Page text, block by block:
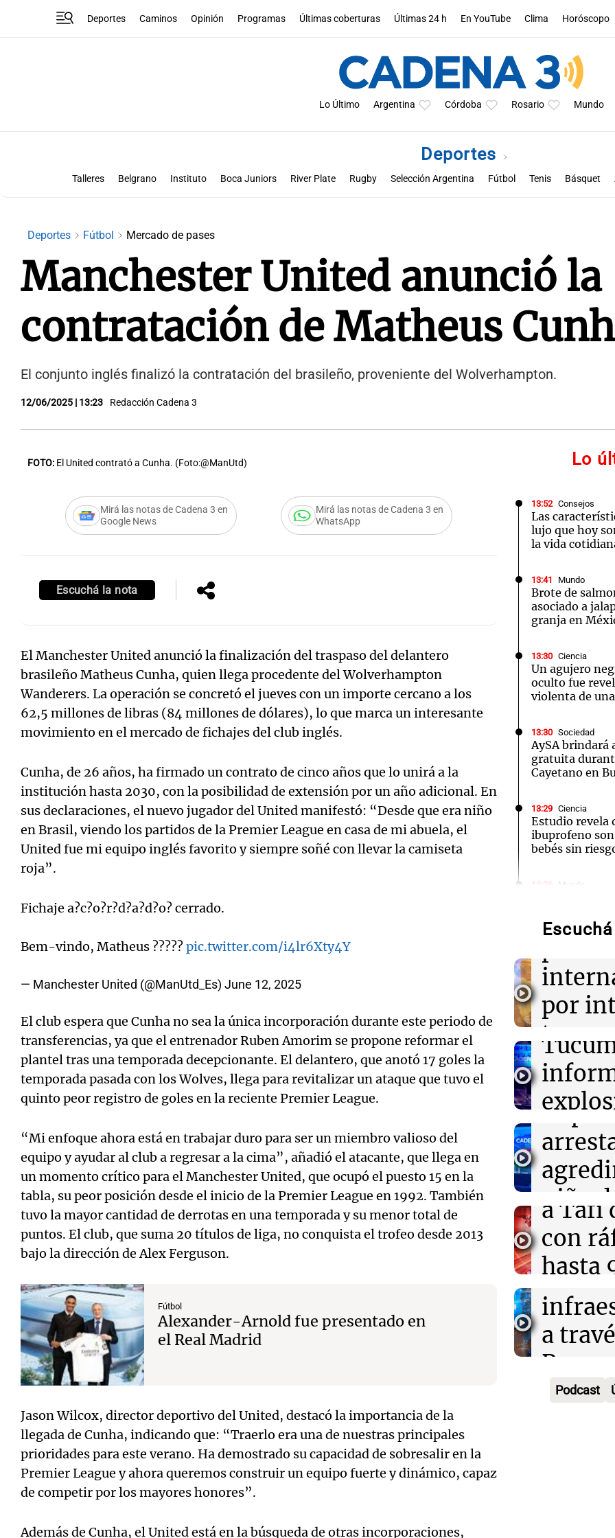
Deportes Caminos Opinión Programas Últimas coberturas Últimas 24 h En YouTube Clima Horóscopo
Lo Último Argentina Córdoba Rosario Mundo
Deportes
Talleres Belgrano Instituto Boca Juniors River Plate Rugby Selección Argentina Fútbol Tenis Básquet
Deportes Fútbol Mercado de pases
Manchester United anunció la
contratación de Matheus
El conjunto inglés finalizó la contratación del brasileño, proveniente del Wolverhampton.
12/06/2025 | 13:23 Redacción Cadena 3
FOTO: El United contrató a Cunha. (Foto:@ManUtd)
Mirá las notas de Cadena 3 en
Google News
Mirá las notas de Cadena 3 en
WhatsApp
Escuchá la nota
El Manchester United anunció la finalización del traspaso del delantero
brasileño Matheus Cunha, quien llega procedente del Wolverhampton
Wanderers. La operación se concretó el jueves con un importe cercano a los
62,5 millones de libras (84 millones de dólares), lo que marca un interesante
movimiento en el mercado de fichajes del club inglés.
Cunha, de 26 años, ha firmado un contrato de cinco años que lo unirá a la
institución hasta 2030, con la posibilidad de extensión por un año adicional. En
sus declaraciones, el nuevo jugador del United manifestó: “Desde que era niño
en Brasil, viendo los partidos de la Premier League en casa de mi abuela, el
United fue mi equipo inglés favorito y siempre soñé con llevar la camiseta
roja”.
Fichaje a?c?o?r?d?a?d?o? cerrado.
Bem-vindo, Matheus ?????pic.twitter.com/i4lr6Xty4Y
— Manchester United (@ManUtd_Es) June 12, 2025
El club espera que Cunha no sea la única incorporación durante este periodo de
transferencias, ya que el entrenador Ruben Amorim se propone reformar el
plantel tras una temporada decepcionante. El delantero, que anotó 17 goles la
temporada pasada con los Wolves, llega para revitalizar un ataque que tuvo el
quinto peor registro de goles en la reciente Premier League.
“Mi enfoque ahora está en trabajar duro para ser un miembro valioso del
equipo y ayudar al club a regresar a la cima”, añadió el atacante, que llega en
un momento crítico para el Manchester United, que ocupó el puesto 15 en la
tabla, su peor posición desde el inicio de la Premier League en 1992. También
tuvo la mayor cantidad de derrotas en una temporada y su menor total de
puntos. El club, que suma 20 títulos de liga, no conquista el trofeo desde 2013
bajo la dirección de Alex Ferguson.
Fútbol
Alexander-Arnold fue presentado en
el Real Madrid
Jason Wilcox, director deportivo del United, destacó la importancia de la
llegada de Cunha, indicando que: “Traerlo era una de nuestras principales
prioridades para este verano. Ha demostrado su capacidad de sobresalir en la
Premier League y ahora queremos construir un equipo fuerte y dinámico, capaz
de competir por los mayores honores”.
Además de Cunha, el United está en la búsqueda de otras incorporaciones,
Lo
13:52 Consejos
Las
lujo que hoy
la vida
13:41 Mundo
Brote de
asociado a
granja en
13:30 Ciencia
Un agujero
oculto fue
violenta de
13:30 Sociedad
AySA brindará
gratuita
Cayetano en
13:29 Ciencia
Estudio revela
ibuprofeno
bebés sin
13:26 Mundo
complicando
viviendas
13:25 Mundo
Desarticulan
Ecuador y Chile
tráfico de
13:18 Sociedad
Así se
Rosario:
marcha
Congreso
El campo
tributaria y el
mercado
Agustín Dadamio
Audio.
a
por
por
nieve
Panorama
Episodios
Audio.
San
Panorama
Episodios
Audio.
niña
en
Panorama
Episodios
Audio.
a Tafí
con
hasta
y
Panorama
Episodios
Audio.
Juan
250
de
a
Audio.
en
Audio.
Podcast
Notas
Editorial
Notas
Mundial 2026
Notas
La Sole en Cadena 3
Notas
Cadena 3 en